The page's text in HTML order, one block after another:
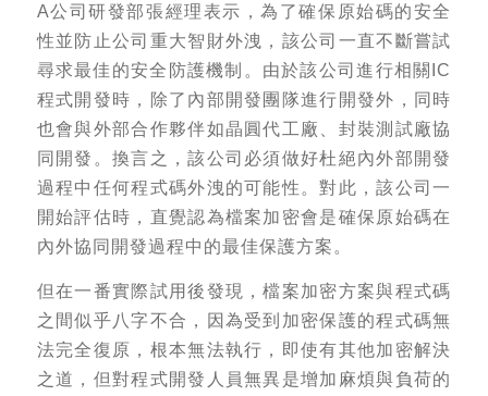
A公司研發部張經理表示，為了確保原始碼的安全
性並防止公司重大智財外洩，該公司一直不斷嘗試
尋求最佳的安全防護機制。由於該公司進行相關IC
程式開發時，除了內部開發團隊進行開發外，同時
也會與外部合作夥伴如晶圓代工廠、封裝測試廠協
同開發。換言之，該公司必須做好杜絕內外部開發
過程中任何程式碼外洩的可能性。對此，該公司一
開始評估時，直覺認為檔案加密會是確保原始碼在
內外協同開發過程中的最佳保護方案。
但在一番實際試用後發現，檔案加密方案與程式碼
之間似乎八字不合，因為受到加密保護的程式碼無
法完全復原，根本無法執行，即使有其他加密解決
之道，但對程式開發人員無異是增加麻煩與負荷的